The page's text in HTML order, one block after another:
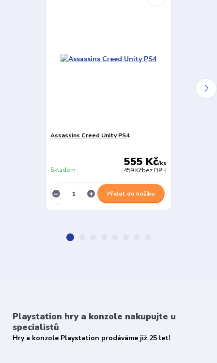
Assassins Creed Unity PS4
555 Kč/ks
459 Kčbez DPH
Skladem
Přidat do košíku
Playstation hry a konzole nakupujte u
specialistů
Hry a konzole Playstation prodáváme již 25 let!